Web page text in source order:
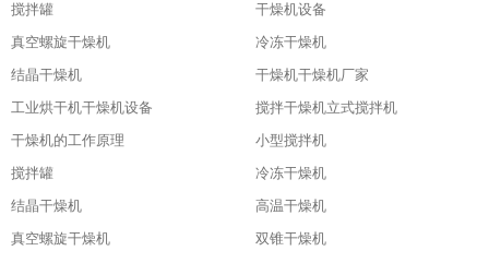
搅拌罐
干燥机设备
真空螺旋干燥机
冷冻干燥机
结晶干燥机
干燥机干燥机厂家
工业烘干机干燥机设备
搅拌干燥机立式搅拌机
干燥机的工作原理
小型搅拌机
搅拌罐
冷冻干燥机
结晶干燥机
高温干燥机
真空螺旋干燥机
双锥干燥机